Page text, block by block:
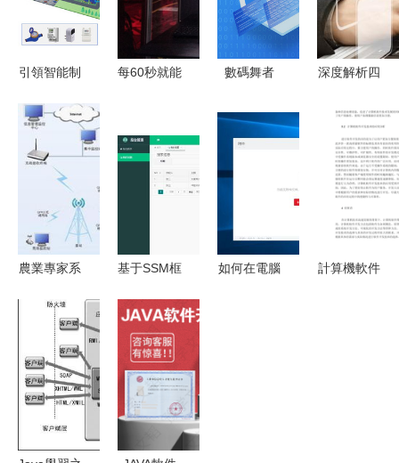
引領智能制
Dynabook
即將亮相
2024中國
智能制造技
術與工業互
聯網展
每60秒就能
眾MEB工廠
的軟件驅動
數碼舞者
無形織錦
深度解析四
學院 計算
機軟件開發
專業怎么
樣？
農業專家系
成與軟件開
發解析
基于SSM框
票系統設計
與Android
端實現 計
算機畢設全
棧開發詳解
如何在電腦
計算機軟件